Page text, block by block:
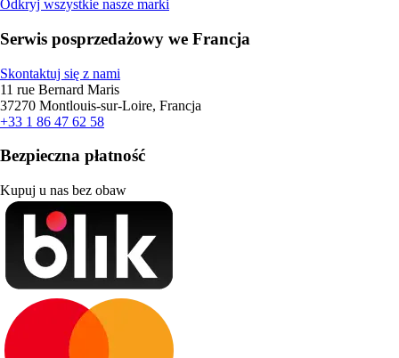
Odkryj wszystkie nasze marki
Serwis posprzedażowy we Francja
Skontaktuj się z nami
11 rue Bernard Maris
37270 Montlouis-sur-Loire, Francja
+33 1 86 47 62 58
Bezpieczna płatność
Kupuj u nas bez obaw